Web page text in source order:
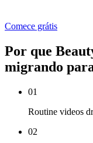
Comece grátis
Por que
migrando
01
Routine videos
02